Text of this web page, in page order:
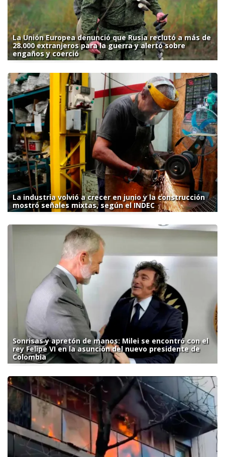
La Unión Europea denunció que Rusia reclutó a más de
28.000 extranjeros para la guerra y alertó sobre
engaños y coerció
La industria volvió a crecer en junio y la construcción
mostró señales mixtas, según el INDEC
Sonrisas y apretón de manos: Milei se encontró con el
rey Felipe VI en la asunción del nuevo presidente de
Colombia